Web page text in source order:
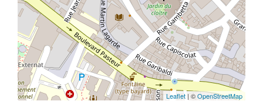
Leaflet | ©OpenStreetMap